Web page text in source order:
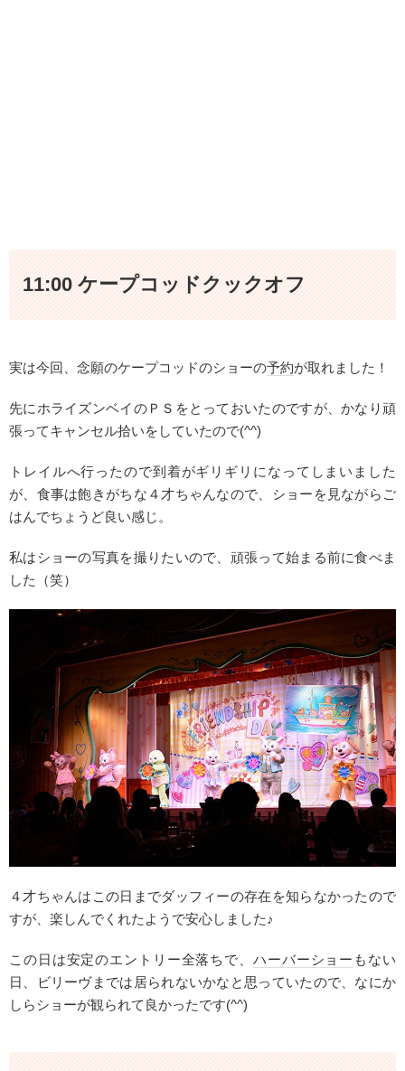
11:00 ケープコッドクックオフ
実は今回、念願のケープコッドのショーの予約が取れました！
先にホライズンベイのＰＳをとっておいたのですが、かなり頑
張ってキャンセル拾いをしていたので(^^)
トレイルへ行ったので到着がギリギリになってしまいました
が、食事は飽きがちな４才ちゃんなので、ショーを見ながらご
はんでちょうど良い感じ。
私はショーの写真を撮りたいので、頑張って始まる前に食べま
した（笑）
４才ちゃんはこの日までダッフィーの存在を知らなかったので
すが、楽しんでくれたようで安心しました♪
この日は安定のエントリー全落ちで、ハーバーショー もない
日、ビリーヴまでは居られないかなと思っていたので、なにか
しらショーが観られて良かったです(^^)